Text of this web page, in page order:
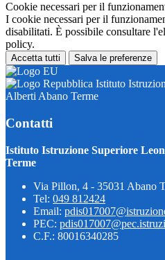
Cookie necessari per il
I cookie necessari per il
disabilitati. È possibile consultare
policy.
Accetta tutti Salva le preferenze
Istituto
Alberti Abano Terme
Contatti
Istituto Istruzione Superiore
Terme
Via Pillon, 4 - 35031 Abano
Tel: 049 812424
Email:
PEC:
C.F.: 80016340285